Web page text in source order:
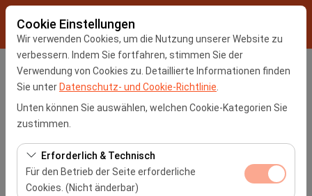
Cookie Einstellungen
Wir verwenden Cookies, um die Nutzung unserer Website zu
verbessern. Indem Sie fortfahren, stimmen Sie der
Verwendung von Cookies zu. Detaillierte Informationen finden
Sie unter Datenschutz- und Cookie-Richtlinie
Unten können Sie auswählen, welchen Cookie-Kategorien Sie
zustimmen.
Erforderlich & Technisch
Für den Betrieb der Seite erforderliche
Cookies. (Nicht änderbar)
Abholstation
İstanbul Sabiha Gokcen Flughafen -SAW
Eine andere Rückgabestation auswählen
Abholdatum & Zeit